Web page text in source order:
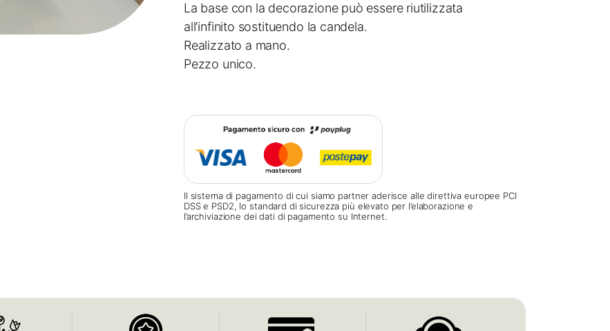
La base con la decorazione può essere riutilizzata
all’infinito sostituendo la candela.
Realizzato a mano.
Pezzo unico.
Il sistema di pagamento di cui siamo partner aderisce alle direttiva europee PCI
DSS e PSD2, lo standard di sicurezza più elevato per l’elaborazione e
l’archiviazione dei dati di pagamento su Internet.